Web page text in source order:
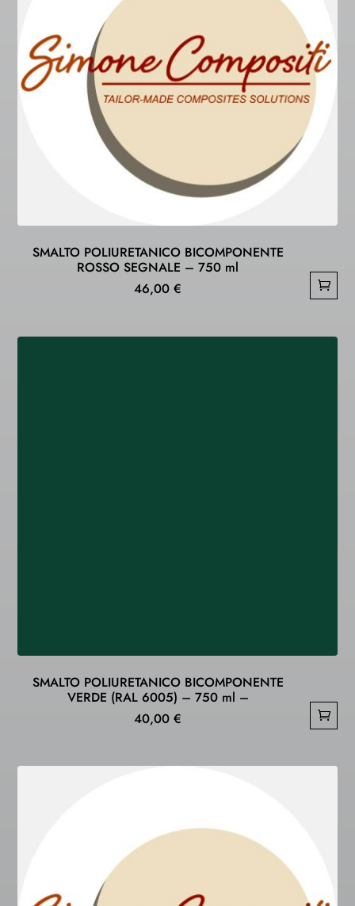
SMALTO POLIURETANICO BICOMPONENTE
ROSSO SEGNALE – 750 ml
46,00 €
SMALTO POLIURETANICO BICOMPONENTE
VERDE (RAL 6005) – 750 ml –
40,00 €